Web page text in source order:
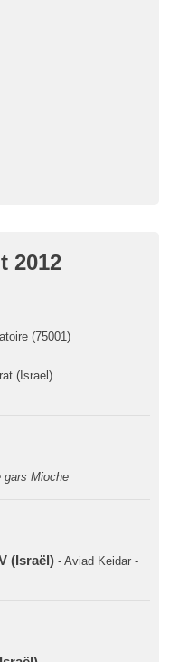
2012
(75001)
(Israel)
gars Mioche
(Israël)- Aviad Keidar -